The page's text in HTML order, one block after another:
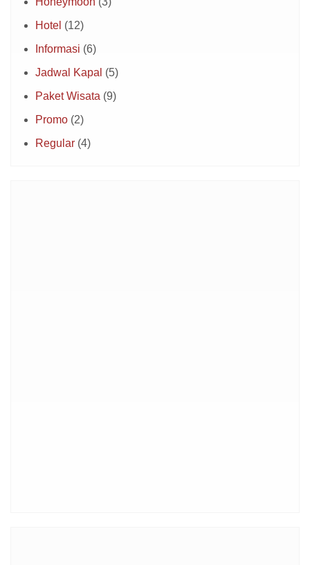
Hotel (12)
Informasi (6)
Jadwal Kapal (5)
Paket Wisata (9)
Promo (2)
Regular (4)